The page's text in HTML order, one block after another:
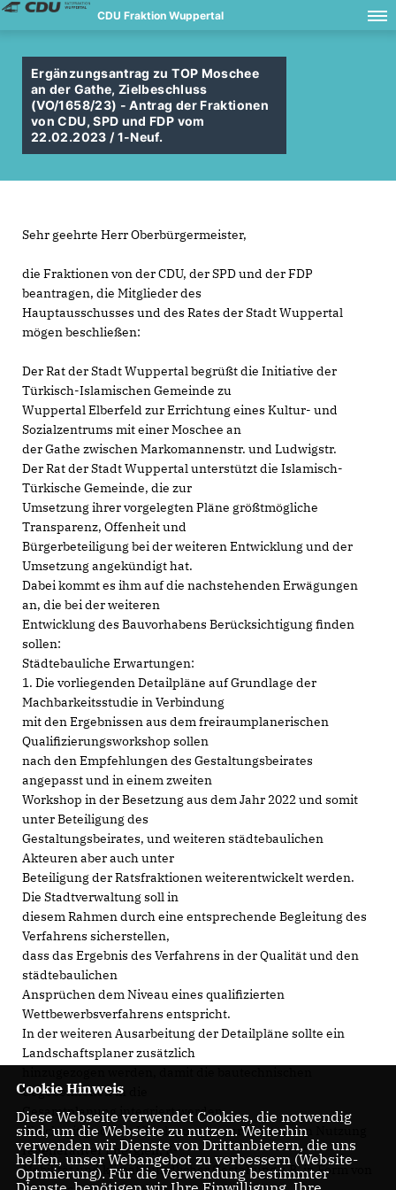
CDU Fraktion Wuppertal
Ergänzungsantrag zu TOP Moschee
an der Gathe, Zielbeschluss
(VO/1658/23) - Antrag der Fraktionen
von CDU, SPD und FDP vom
22.02.2023 / 1-Neuf.
Sehr geehrte Herr Oberbürgermeister,
die Fraktionen von der CDU, der SPD und der FDP
beantragen, die Mitglieder des
Hauptausschusses und des Rates der Stadt Wuppertal
mögen beschließen:
Der Rat der Stadt Wuppertal begrüßt die Initiative der
Türkisch-Islamischen Gemeinde zu
Wuppertal Elberfeld zur Errichtung eines Kultur- und
Sozialzentrums mit einer Moschee an
der Gathe zwischen Markomannenstr. und Ludwigstr.
Der Rat der Stadt Wuppertal unterstützt die Islamisch-
Türkische Gemeinde, die zur
Umsetzung ihrer vorgelegten Pläne größtmögliche
Transparenz, Offenheit und
Bürgerbeteiligung bei der weiteren Entwicklung und der
Umsetzung angekündigt hat.
Dabei kommt es ihm auf die nachstehenden Erwägungen
an, die bei der weiteren
Entwicklung des Bauvorhabens Berücksichtigung finden
sollen:
Städtebauliche Erwartungen:
1. Die vorliegenden Detailpläne auf Grundlage der
Machbarkeitsstudie in Verbindung
mit den Ergebnissen aus dem freiraumplanerischen
Qualifizierungsworkshop sollen
nach den Empfehlungen des Gestaltungsbeirates
angepasst und in einem zweiten
Workshop in der Besetzung aus dem Jahr 2022 und somit
unter Beteiligung des
Gestaltungsbeirates, und weiteren städtebaulichen
Akteuren aber auch unter
Beteiligung der Ratsfraktionen weiterentwickelt werden.
Die Stadtverwaltung soll in
diesem Rahmen durch eine entsprechende Begleitung des
Verfahrens sicherstellen,
dass das Ergebnis des Verfahrens in der Qualität und den
städtebaulichen
Ansprüchen dem Niveau eines qualifizierten
Wettbewerbsverfahrens entspricht.
In der weiteren Ausarbeitung der Detailpläne sollte ein
Landschaftsplaner zusätzlich
Gegebenheiten in die
Gesamtplanung integriert werden.
Gleichzeitig sollten Überlegungen zur verstärkten Nutzung
regenerativer Energien, E-
Mobilität und klimafreundlicher Gestaltung z.B. in Form von
Cookie Hinweis
Diese Webseite verwendet Cookies, die notwendig
sind, um die Webseite zu nutzen. Weiterhin
verwenden wir Dienste von Drittanbietern, die uns
helfen, unser Webangebot zu verbessern (Website-
Optmierung). Für die Verwendung bestimmter